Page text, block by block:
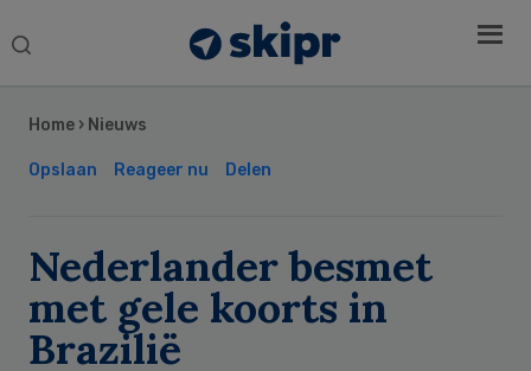
Search
Home › Nieuws
Opslaan Reageer nu Delen
Nederlander besmet
met gele koorts in
Brazilië
Sidebar